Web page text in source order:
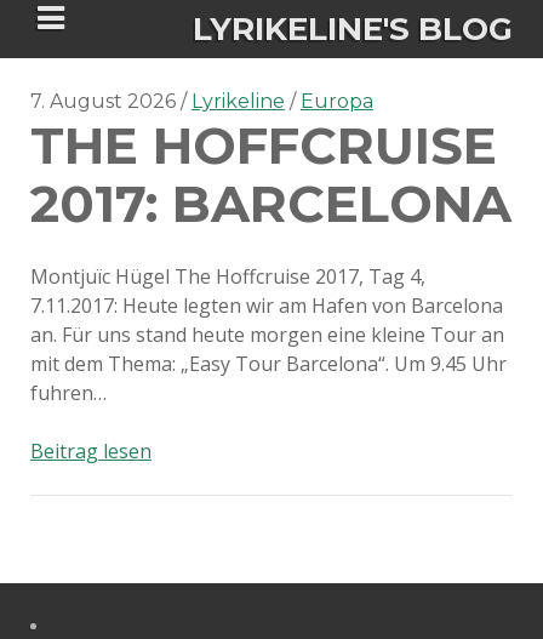
LYRIKELINE'S BLOG
Tania Morgan's Blog über alles, was
sie im Leben bewegt.
ÜBER DIE AUTORIN
IGASHO UND CHIMALIS KAYA
NIEMALS FÜR IMMER (ROMAN)
BÜCHERSHOPS
DATENSCHUTZERKLÄRUNG
7. August 2026 Lyrikeline Europa
THE HOFFCRUISE
2017: BARCELONA
Montjuïc Hügel The Hoffcruise 2017, Tag 4,
7.11.2017: Heute legten wir am Hafen von Barcelona
an. Für uns stand heute morgen eine kleine Tour an
mit dem Thema: „Easy Tour Barcelona“. Um 9.45 Uhr
fuhren…
Beitrag lesenThe